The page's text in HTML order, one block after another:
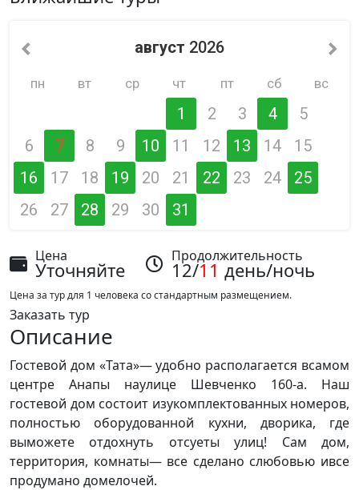
август 2026
пн вт ср чт пт сб вс
1 2 3 4
5
6
7 8 9 10 11 12 13 14
15
16
17 18 19 20 21 22 23 24
25
26
27 28 29 30 31
Цена
Уточняйте
Продолжительность
12/11 день/ночь
Цена за тур для 1 человека со стандартным размещением.
Заказать тур
Описание
Гостевой дом «Тата»— удобно располагается всамом
центре Анапы наулице Шевченко 160-а. Наш
гостевой дом состоит изукомплектованных номеров,
полностью оборудованной кухни, дворика, где
выможете отдохнуть отсуеты улиц! Сам дом,
территория, комнаты— все сделано слюбовью ивсе
продумано домелочей.